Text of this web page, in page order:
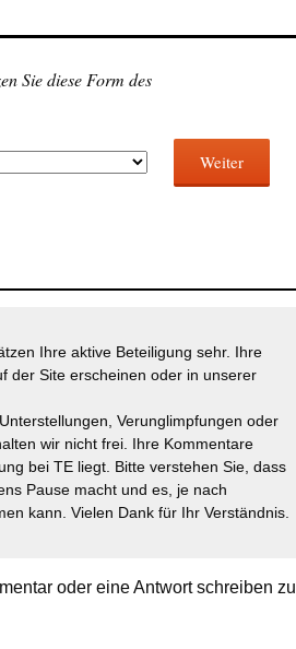
Sie diese Form des
Weiter
Ihre aktive Beteiligung sehr. Ihre
der Site erscheinen oder in unserer
Verunglimpfungen oder
wir nicht frei. Ihre Kommentare
bei TE liegt. Bitte verstehen Sie, dass
Pause macht und es, je nach
kann. Vielen Dank für Ihr Verständnis.
oder eine Antwort schreiben zu